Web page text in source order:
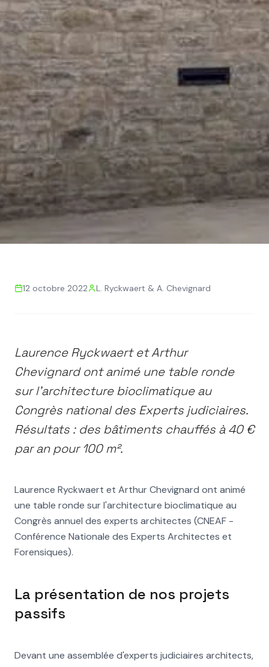
Architecture
bioclimatique : retour sur
notre intervention au
Congrès CNEAF
12 octobre 2022 L. Ryckwaert & A. Chevignard
Laurence Ryckwaert et Arthur
Chevignard ont animé une table ronde
sur l'architecture bioclimatique au
Congrès national des Experts judiciaires.
Résultats : des bâtiments chauffés à 40 €
par an pour 100 m².
Laurence Ryckwaert et Arthur Chevignard ont animé
une table ronde sur l'architecture bioclimatique au
Congrès annuel des experts architectes (CNEAF -
Conférence Nationale des Experts Architectes et
Forensiques).
La présentation de nos projets
passifs
Devant une assemblée d'experts judiciaires architects,